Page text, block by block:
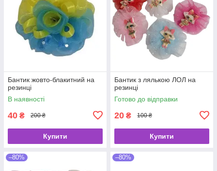
Бантик жовто-блакитний на
резинці
В наявності
40 ₴ 200 ₴
Купити
Бантик з лялькою ЛОЛ на
резинці
Готово до відправки
20 ₴ 100 ₴
Купити
–80% –80%